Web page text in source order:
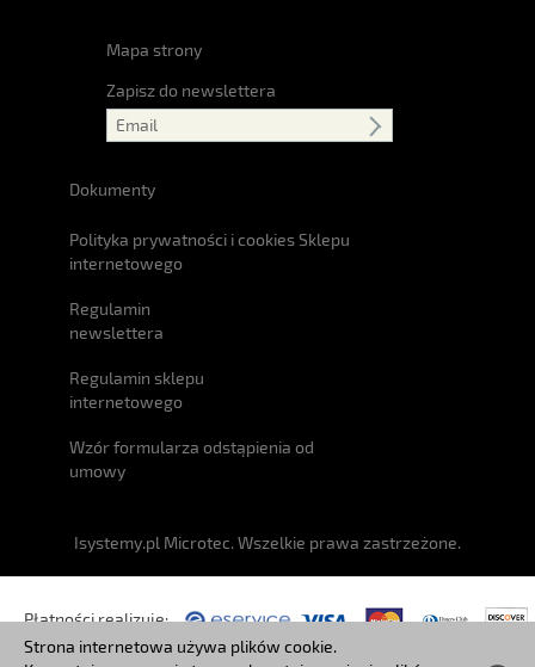
Strona internetowa używa plików cookie.
Mapa strony
Zapisz do newslettera
Dokumenty
Polityka prywatności i cookies Sklepu
internetowego
Regulamin
newslettera
Regulamin sklepu
internetowego
Wzór formularza odstąpienia od
umowy
Isystemy.pl Microtec. Wszelkie prawa zastrzeżone.
Płatności realizuje: